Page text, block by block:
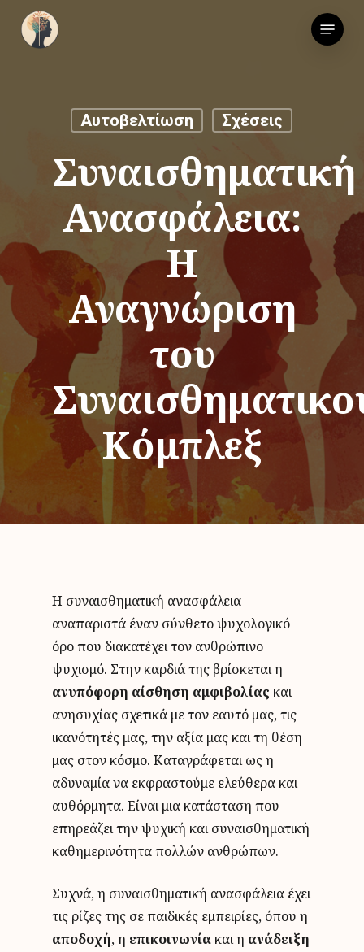
Menu
Αυτοβελτίωση Σχέσεις
Συναισθηματική
Ανασφάλεια:
Η
Αναγνώριση
του
Κόμπλεξ
Η συναισθηματική ανασφάλεια
αναπαριστά έναν σύνθετο ψυχολογικό
όρο που διακατέχει τον ανθρώπινο
ψυχισμό. Στην καρδιά της βρίσκεται η
ανυπόφορη αίσθηση αμφιβολίας και
ανησυχίας σχετικά με τον εαυτό μας, τις
ικανότητές μας, την αξία μας και τη θέση
μας στον κόσμο. Καταγράφεται ως η
αδυναμία να εκφραστούμε ελεύθερα και
αυθόρμητα. Είναι μια κατάσταση που
επηρεάζει την ψυχική και συναισθηματική
καθημερινότητα πολλών ανθρώπων.
Συχνά, η συναισθηματική ανασφάλεια έχει
τις ρίζες της σε παιδικές εμπειρίες, όπου η
αποδοχή, η επικοινωνία και η ανάδειξη